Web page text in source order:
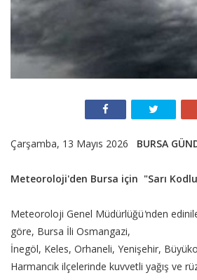
Çarşamba, 13 Mayıs 2026 BURSA
Meteoroloji'den Bursa için "Sarı Kodlu
Meteoroloji Genel Müdürlüğü'nden
göre, Bursa İli Osmangazi,
İnegöl, Keles, Orhaneli, Yenişehir,
Harmancık ilçelerinde kuvvetli yağış ve